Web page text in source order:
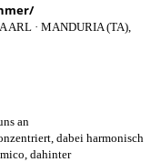
ARL · MANDURIA (TA),
an
dabei harmonisch
dahinter